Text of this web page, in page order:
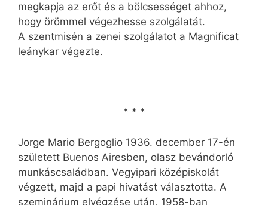
megkapja az erőt és a bölcsességet ahhoz,
hogy örömmel végezhesse szolgálatát.
A szentmisén a zenei szolgálatot a Magnificat
leánykar végezte.
* * *
Jorge Mario Bergoglio 1936. december 17-én
született Buenos Airesben, olasz bevándorló
munkáscsaládban. Vegyipari középiskolát
végzett, majd a papi hivatást választotta. A
szeminárium elvégzése után, 1958-ban